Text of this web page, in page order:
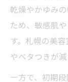
乾燥やかゆみ
ため、敏感肌
す。札幌の美
やベタつきが
一方で、初期